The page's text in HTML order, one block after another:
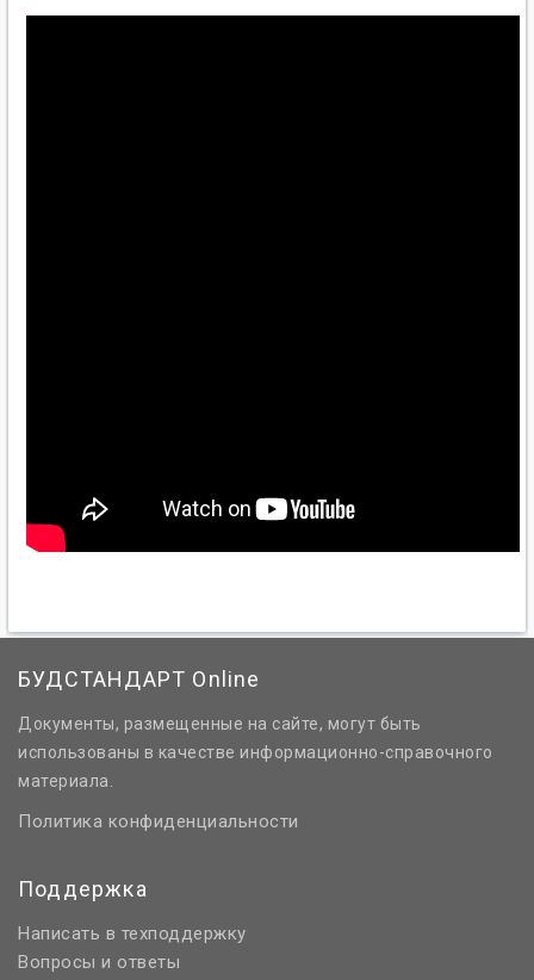
БУДСТАНДАРТ Online
Документы, размещенные на сайте, могут быть
использованы в качестве информационно-справочного
материала.
Политика конфиденциальности
Поддержка
Написать в техподдержку
Вопросы и ответы